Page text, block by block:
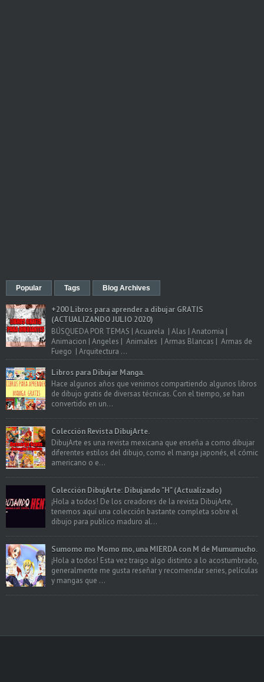
Popular Tags Blog Archives
+200 Libros para aprender a dibujar GRATIS
(ACTUALIZANDO JULIO 2020)
BÚSQUEDA POR TEMAS | Acuarela | Alas | Anatomia |
Animacion | Angeles | Animales | Armas Blancas | Armas de
Fuego | Arquitectura ...
Libros para Dibujar Manga.
Hace algunos años que venimos compartiendo algunos libros
de dibujo gratis de diversas técnicas. Con el tiempo, se han
convertido en un...
Colección Revista DibujArte.
DibujArte es una revista mexicana que enseña a como dibujar
diferentes estilos del dibujo, como el manga japonés, el cómic
americano o e...
Colección DibujArte: Dibujando "H" (Actualizado)
¡Hola a todos! De los creadores de la revista DibujArte,
tenemos aquí una colección bastante completa sobre el
dibujo para publico maduro al...
Sumomo mo Momo mo, una MIERDA con M de Mumumucho.
¡Hola a todos! Esta vez traigo algo distinto a lo acostumbrado,
generalmente me gusta reseñar y recomendar series, películas
y mangas que ...